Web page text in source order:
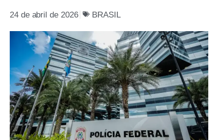
24 de abril de 2026 BRASIL